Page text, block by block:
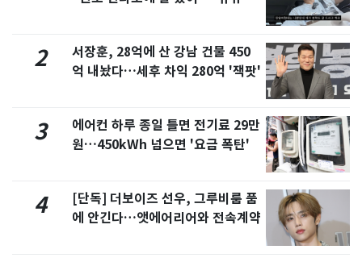
2
서장훈, 28억에 산 강남 건물 450
억 내놨다…세후 차익 280억 '잭팟'
3
에어컨 하루 종일 틀면 전기료 29만
원…450kWh 넘으면 '요금 폭탄'
4
[단독] 더보이즈 선우, 그루비룸 품
에 안긴다…앳에어리어와 전속계약